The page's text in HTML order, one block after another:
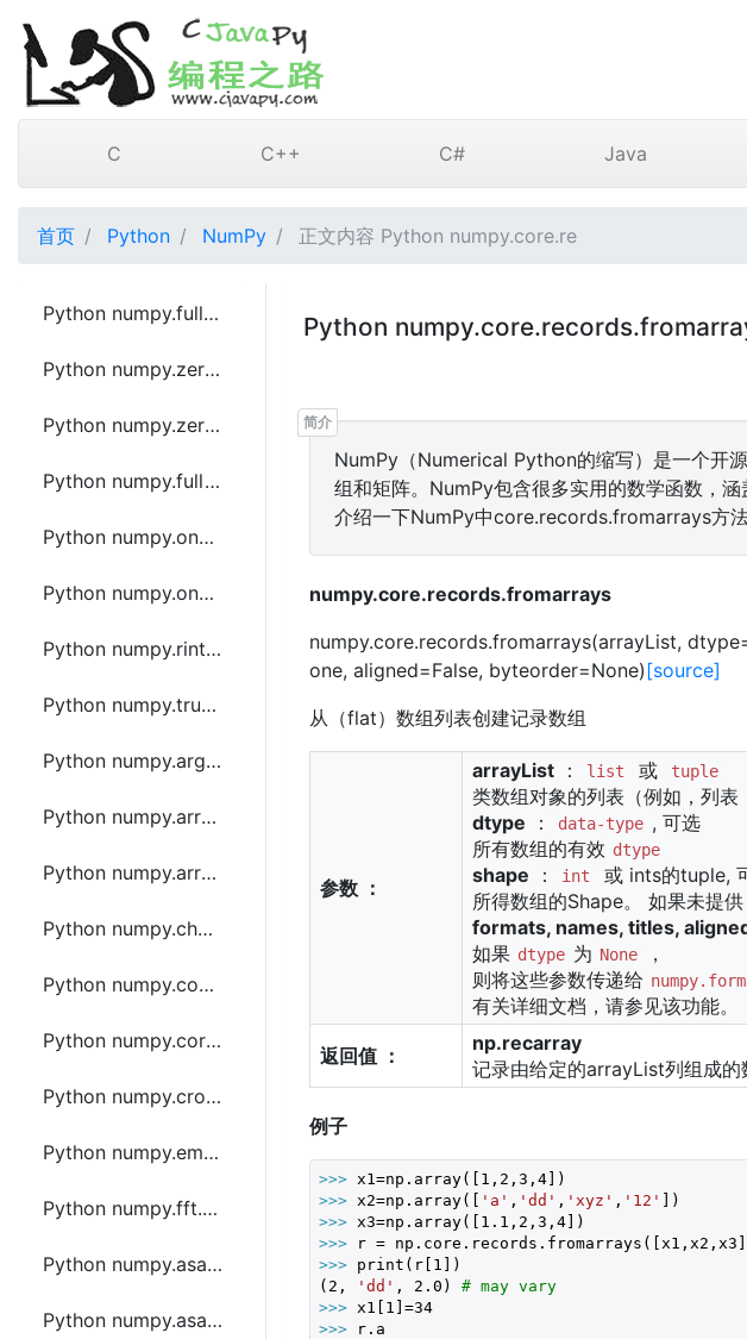
C C++ C# Java
首页 Python NumPy 正文内容 Python numpy.core.re
Python numpy.full函数方法的使用
Python numpy.zeros函数方法的使用
Python numpy.zeros_like函数方法的使用
Python numpy.full_like函数方法的使用
Python numpy.ones函数方法的使用
Python numpy.ones_like函数方法的使用
Python numpy.rint 函数方法的使用
Python numpy.trunc函数方法的使用
Python numpy.argpartition函数方法的使用
Python numpy.array函数方法的使用
Python numpy.array2string函数方法的使用
Python numpy.choose函数方法的使用
Python numpy.convolve函数方法的使用
Python numpy.correlate函数方法的使用
Python numpy.cross函数方法的使用
Python numpy.empty函数方法的使用
Python numpy.fft.hfft函数方法的使用
Python numpy.asarray函数方法的使用
Python numpy.asanyarray函数方法的使用
Python
NumPy（Numerical Python的缩写）是一个开
组和矩阵。NumPy包含很多实用的数学函数，
介绍一下NumPy中core.records.fromarrays方法
numpy.core.records.fromarrays
numpy.core.records.fromarrays(arrayList,
one, aligned=False, byteorder=None)[source]
从（flat）数组列表创建记录数组
参数 ：
arrayList ： list 或 tuple
类数组对象的列表（例如，列表
dtype ： data-type , 可选
所有数组的有效 dtype
shape ： int
或 ints的tuple,
所得数组的Shape。 如果未提
formats, names, titles,
如果 dtype 为 None
，
则将这些参数传递给
有关详细文档，请参见该功能。
返回值 ：
np.recarray
记录由给定的arrayList列组成的
例子
>>> x1=np.array([ 1 , 2 , 3 , 4
>>> x2=np.array([ 'a' , 'dd' , 'xyz' , '12'
>>> x3=np.array([ 1.1 , 2 , 3 , 4
>>>
r =
>>> print(r[ 1 ])
( 2 , 'dd' , 2.0 ) # may vary
>>> x1[ 1 ]=34
>>>
r.a